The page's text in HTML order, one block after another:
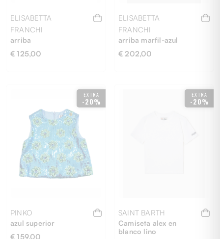
ELISABETTA
FRANCHI
arriba
€ 125,00
ELISABETTA
FRANCHI
arriba marfil-azul
€ 202,00
EXTRA
-20%
PINKO
azul superior
€ 159,00
EXTRA
-20%
SAINT BARTH
Camiseta alex en
blanco lino